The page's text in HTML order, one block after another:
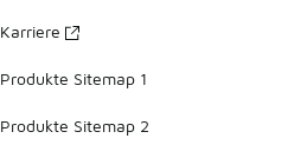
Karriere
Produkte Sitemap 1
Produkte Sitemap 2